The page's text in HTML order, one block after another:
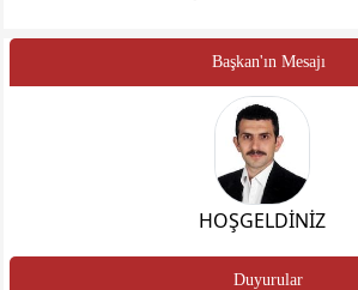
Başkan'ın Mesajı
HOŞGELDİNİZ
Duyurular